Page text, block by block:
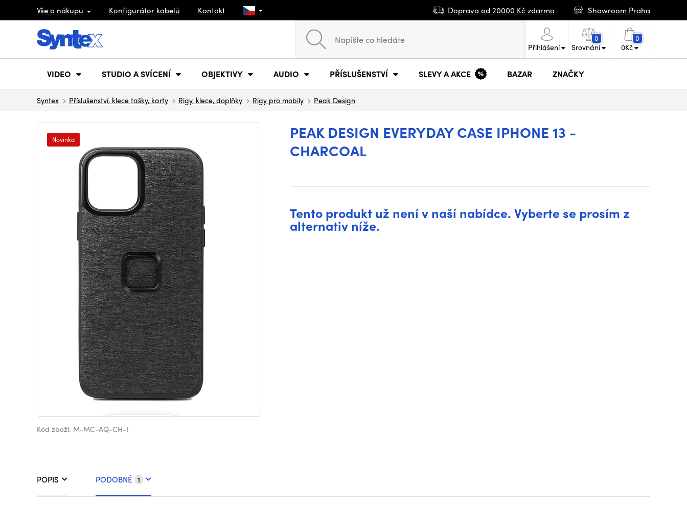
Vše o nákupu Konfigurátor kabelů Kontakt Doprava od 20000 Kč zdarma Showroom Praha
Přihlášení
0
Srovnání
0
0Kč
VIDEO STUDIO A SVÍCENÍ OBJEKTIVY AUDIO PŘÍSLUŠENSTVÍ SLEVY A AKCE BAZAR ZNAČKY
Syntex Příslušenství, klece tašky, karty Rigy, klece, doplňky Rigy pro mobily Peak Design
PEAK DESIGN EVERYDAY CASE IPHONE 13 -
CHARCOAL
Novinka
Kód zboží: M-MC-AQ-CH-1
Tento produkt už není v naší nabídce. Vyberte se prosím z
alternativ níže.
POPIS PODOBNÉ 1